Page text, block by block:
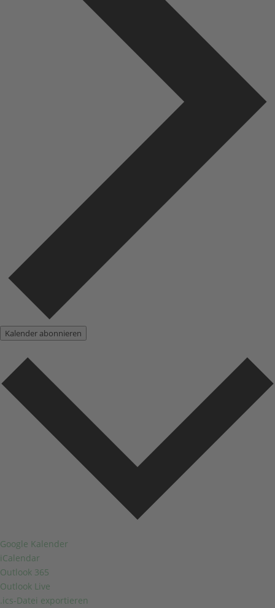
Kalender abonnieren
Google Kalender
iCalendar
Outlook 365
Outlook Live
.ics-Datei exportieren